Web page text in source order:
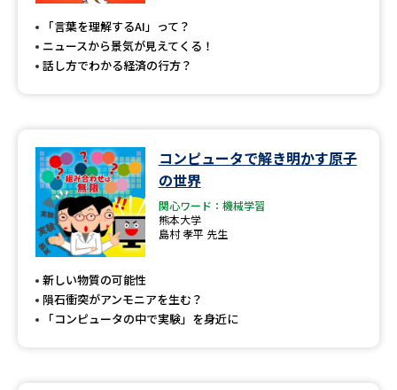
「言葉を理解するAI」って？
ニュースから景気が見えてくる！
話し方でわかる経済の行方？
コンピュータで解き明かす原子
の世界
関心ワード：機械学習
熊本大学
島村 孝平 先生
新しい物質の可能性
隕石衝突がアンモニアを生む？
「コンピュータの中で実験」を身近に